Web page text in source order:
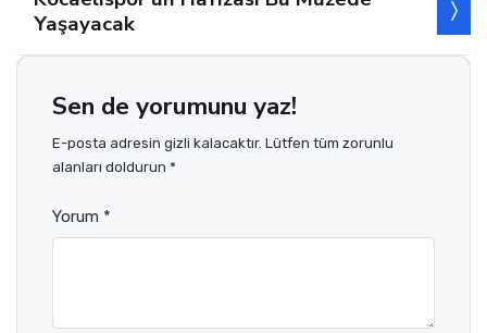
Yaşayacak
Sen de yorumunu yaz!
E-posta adresin gizli kalacaktır. Lütfen tüm zorunlu
alanları doldurun *
Yorum *